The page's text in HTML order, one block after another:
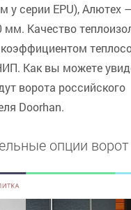
у серии EPU), Алютех
Качество
Как вы можете
ворота российского
Doorhan.
опции ворот